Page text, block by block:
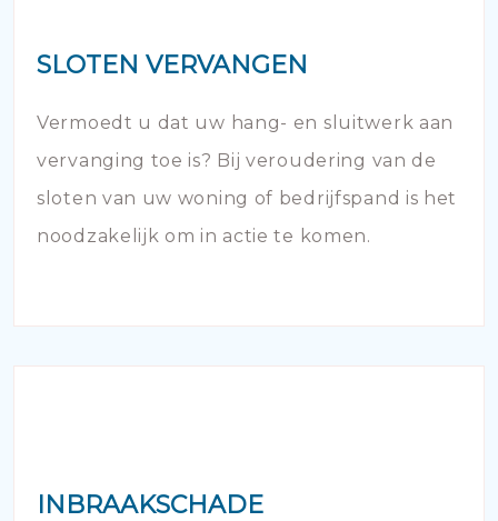
SLOTEN VERVANGEN
Vermoedt u dat uw hang- en sluitwerk aan
vervanging toe is? Bij veroudering van de
sloten van uw woning of bedrijfspand is het
noodzakelijk om in actie te komen.
INBRAAKSCHADE